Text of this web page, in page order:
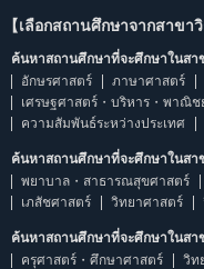
【เลือกสถานศึกษาจากสาขาวิ
ค้นหาสถานศึกษาที่จะศึกษาในสา
อักษรศาสตร์
ภาษาศาสตร์
เศรษฐศาสตร์・บริหาร・พาณิช
ความสัมพันธ์ระหว่างประเทศ
ค้นหาสถานศึกษาที่จะศึกษาในสา
พยาบาล・สาธารณสุขศาสตร์
เภสัชศาสตร์
วิทยาศาสตร์
ค้นหาสถานศึกษาที่จะศึกษาในส
ครุศาสตร์・ศึกษาศาสตร์
วิท